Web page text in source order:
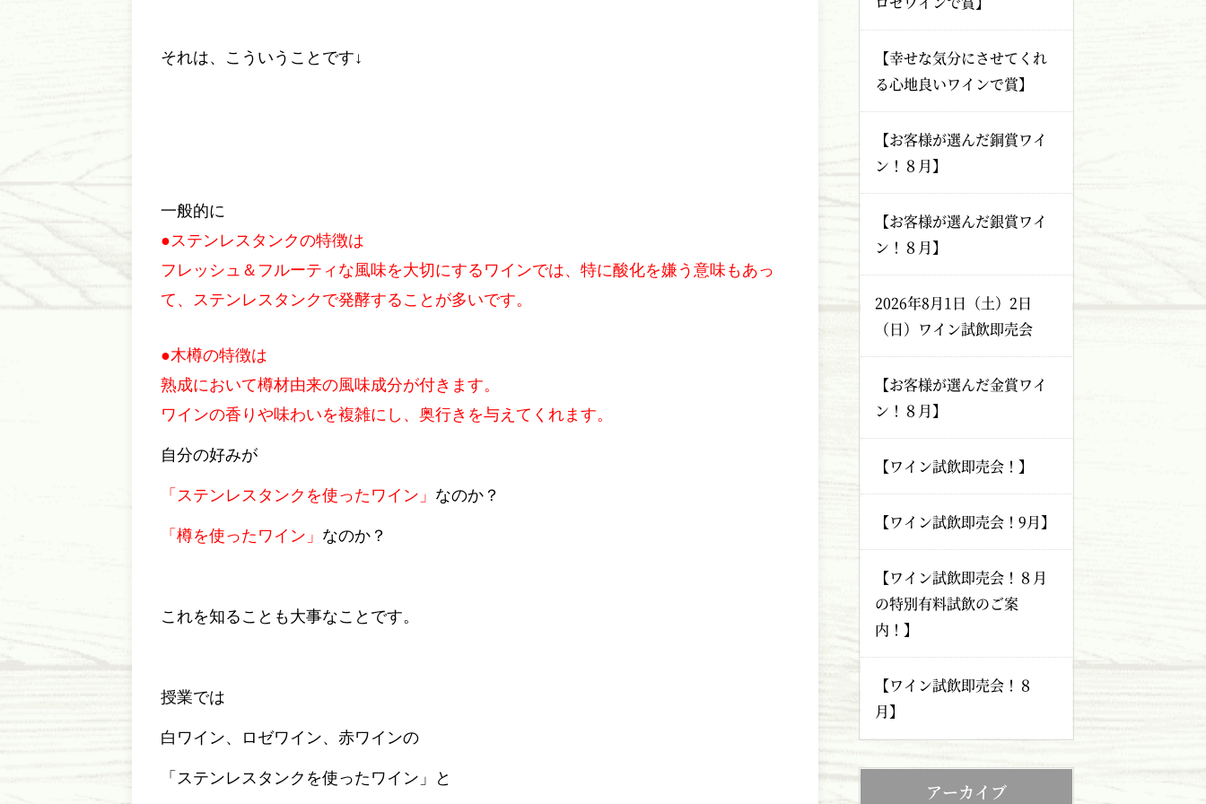
それは、こういうことです↓
一般的に
●ステンレスタンクの特徴は
フレッシュ＆フルーティな風味を大切にするワインでは、特に酸化を嫌う意味もあっ
て、ステンレスタンクで発酵することが多いです。
●木樽の特徴は
熟成において樽材由来の風味成分が付きます。
ワインの香りや味わいを複雑にし、奥行きを与えてくれます。
自分の好みが
「ステンレスタンクを使ったワイン」 なのか？
「樽を使ったワイン」 なのか？
これを知ることも大事なことです。
授業では
白ワイン、ロゼワイン、赤ワインの
「ステンレスタンクを使ったワイン」と
【幸せな気分にさせてくれ
る心地良いワインで賞】
【お客様が選んだ銅賞ワイ
ン！８月】
【お客様が選んだ銀賞ワイ
ン！８月】
2026年8月1日（土）2日
（日）ワイン試飲即売会
【お客様が選んだ金賞ワイ
ン！８月】
【ワイン試飲即売会！】
【ワイン試飲即売会！9月】
【ワイン試飲即売会！８月
の特別有料試飲のご案
内！】
【ワイン試飲即売会！８
月】
アーカイブ